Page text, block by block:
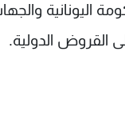
اليونانية
القروض الدولية.